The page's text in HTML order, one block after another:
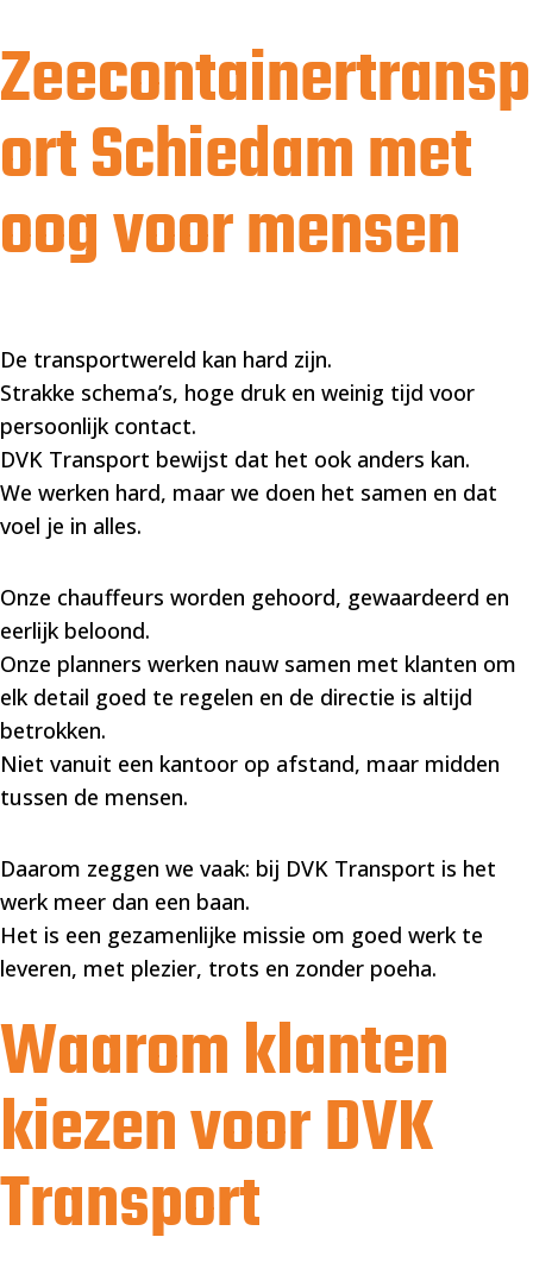
Zeecontainertransp
ort Schiedam met
oog voor mensen
De transportwereld kan hard zijn.
Strakke schema’s, hoge druk en weinig tijd voor
persoonlijk contact.
DVK Transport bewijst dat het ook anders kan.
We werken hard, maar we doen het samen en dat
voel je in alles.
Onze chauffeurs worden gehoord, gewaardeerd en
eerlijk beloond.
Onze planners werken nauw samen met klanten om
elk detail goed te regelen en de directie is altijd
betrokken.
Niet vanuit een kantoor op afstand, maar midden
tussen de mensen.
Daarom zeggen we vaak: bij DVK Transport is het
werk meer dan een baan.
Het is een gezamenlijke missie om goed werk te
leveren, met plezier, trots en zonder poeha.
Waarom klanten
kiezen voor DVK
Transport